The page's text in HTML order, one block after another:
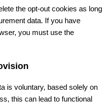
the opt-out cookies as long
data. If you have
you must use the
is voluntary, based solely on
this can lead to functional